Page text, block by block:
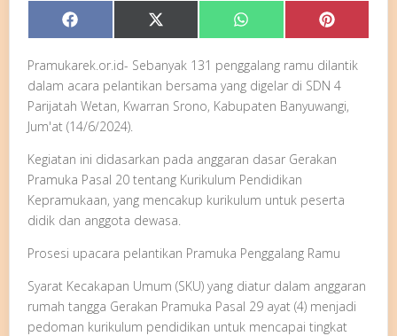
Share
on
Facebook Share
on
X
(Twitter)
Share
on
WhatsApp Share
on
Pinterest
Pramukarek.or.id- Sebanyak 131 penggalang ramu dilantik
dalam acara pelantikan bersama yang digelar di SDN 4
Parijatah Wetan, Kwarran Srono, Kabupaten Banyuwangi,
Jum'at (14/6/2024).
Kegiatan ini didasarkan pada anggaran dasar Gerakan
Pramuka Pasal 20 tentang Kurikulum Pendidikan
Kepramukaan, yang mencakup kurikulum untuk peserta
didik dan anggota dewasa.
Prosesi upacara pelantikan Pramuka Penggalang Ramu
Syarat Kecakapan Umum (SKU) yang diatur dalam anggaran
rumah tangga Gerakan Pramuka Pasal 29 ayat (4) menjadi
pedoman kurikulum pendidikan untuk mencapai tingkat